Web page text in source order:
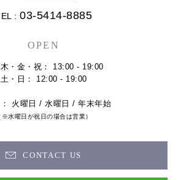
: 03-5414-8885
OPEN
木・金・祝： 13:00 - 19:00
土・日： 12:00 - 19:00
： 火曜日 / 水曜日 / 年末年始
※水曜日が祝日の場合は営業）
CONTACT US